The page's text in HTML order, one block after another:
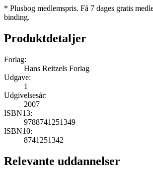
* Plusbog medlemspris. Få 7 dages gratis
binding.
Produktdetaljer
Forlag:
Hans Reitzels Forlag
Udgave:
1
Udgivelsesår:
2007
ISBN13:
9788741251349
ISBN10:
8741251342
Relevante uddannelser